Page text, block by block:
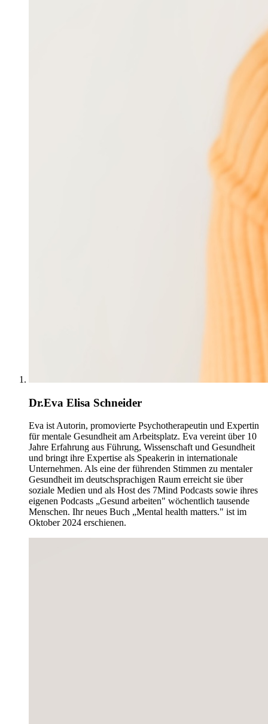
Dr.Eva Elisa Schneider
Eva ist Autorin, promovierte Psychotherapeutin und Expertin
für mentale Gesundheit am Arbeitsplatz. Eva vereint über 10
Jahre Erfahrung aus Führung, Wissenschaft und Gesundheit
und bringt ihre Expertise als Speakerin in internationale
Unternehmen. Als eine der führenden Stimmen zu mentaler
Gesundheit im deutschsprachigen Raum erreicht sie über
soziale Medien und als Host des 7Mind Podcasts sowie ihres
eigenen Podcasts „Gesund arbeiten" wöchentlich tausende
Menschen. Ihr neues Buch „Mental health matters." ist im
Oktober 2024 erschienen.